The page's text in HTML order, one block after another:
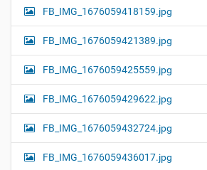
FB_IMG_1676059418159.jpg
FB_IMG_1676059421389.jpg
FB_IMG_1676059425559.jpg
FB_IMG_1676059429622.jpg
FB_IMG_1676059432724.jpg
FB_IMG_1676059436017.jpg